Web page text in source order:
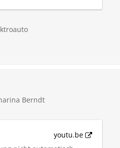
Berndt
youtu.be